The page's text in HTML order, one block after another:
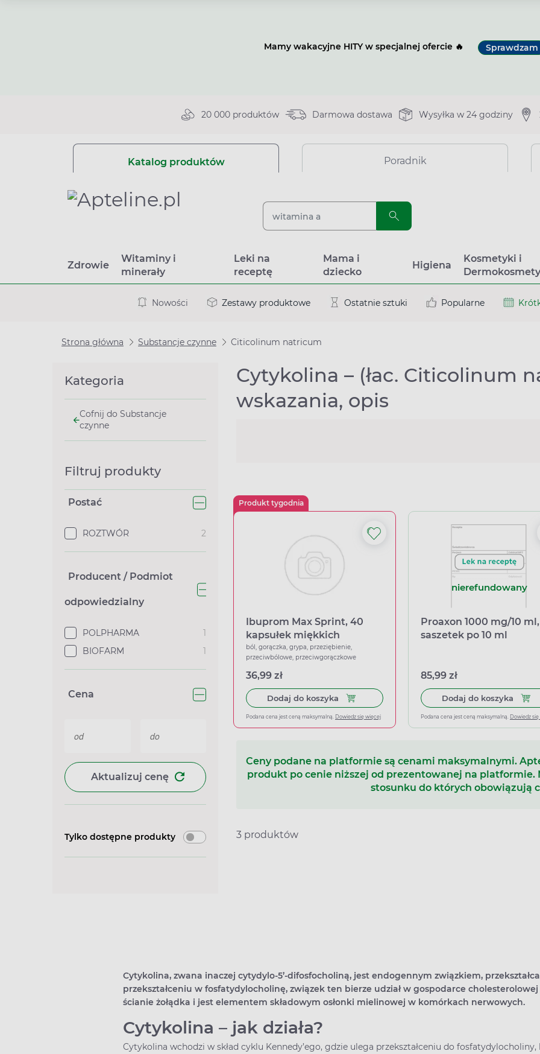
Mamy wakacyjne HITY w specjalnej ofercie 🔥 Sprawdzam
20 000 produktów Darmowa dostawa Wysyłka w 24 godziny
Katalog produktów Poradnik
Zdrowie
Witaminy i
minerały
Leki na
receptę
Mama i
dziecko
Higiena
Kosmetyki i
Nowości Zestawy produktowe Ostatnie sztuki Popularne
Strona główna Substancje czynne Citicolinum natricum
Kategoria
Cofnij do Substancje
czynne
Filtruj produkty
Postać
ROZTWÓR 2
Producent / Podmiot
odpowiedzialny
POLPHARMA
1
BIOFARM
1
Cena
Aktualizuj cenę
Tylko dostępne produkty
Cytykolina – (łac. Citicolinum
wskazania, opis
Produkt tygodnia
Ibuprom Max Sprint, 40
kapsułek miękkich
ból, gorączka, grypa, przeziębienie,
przeciwbólowe, przeciwgorączkowe
36,99 zł
Dodaj do koszyka Dodaj do koszyka Ibuprom Max Sprint, 40
Podana cena jest ceną maksymalną. Dowiedz się więcej
nierefundowany
Proaxon 1000 mg/10 ml,
saszetek po 10 ml
85,99 zł
Dodaj do koszyka
Podana cena jest ceną maksymalną. Dowiedz
Ceny podane na platformie są cenami maksymalnymi.
produkt po cenie niższej od prezentowanej na
stosunku do których obowiązują
3 produktów
Cytykolina, zwana inaczej cytydylo-5’-difosfocholiną, jest endogennym związkiem,
przekształceniu w fosfatydylocholinę, związek ten bierze udział w gospodarce
ścianie żołądka i jest elementem składowym osłonki mielinowej w komórkach nerwowych.
Cytykolina – jak działa?
Cytykolina wchodzi w skład cyklu Kennedy’ego, gdzie ulega przekształceniu do